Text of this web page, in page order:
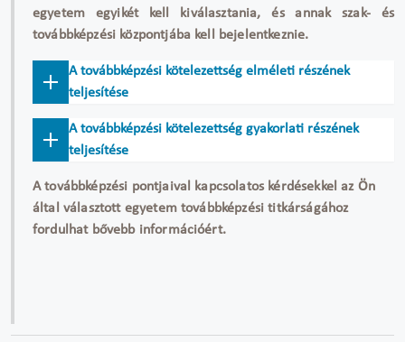
egyetem egyikét kell kiválasztania, és annak szak- és
továbbképzési központjába kell bejelentkeznie.
A továbbképzési kötelezettség elméleti részének
teljesítése
A továbbképzési kötelezettség gyakorlati részének
teljesítése
A továbbképzési pontjaival kapcsolatos kérdésekkel az Ön
által választott egyetem továbbképzési titkárságához
fordulhat bővebb információért.